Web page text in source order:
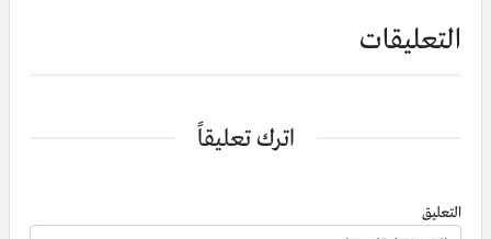
التعليقات
اترك تعليقاً
التعليق